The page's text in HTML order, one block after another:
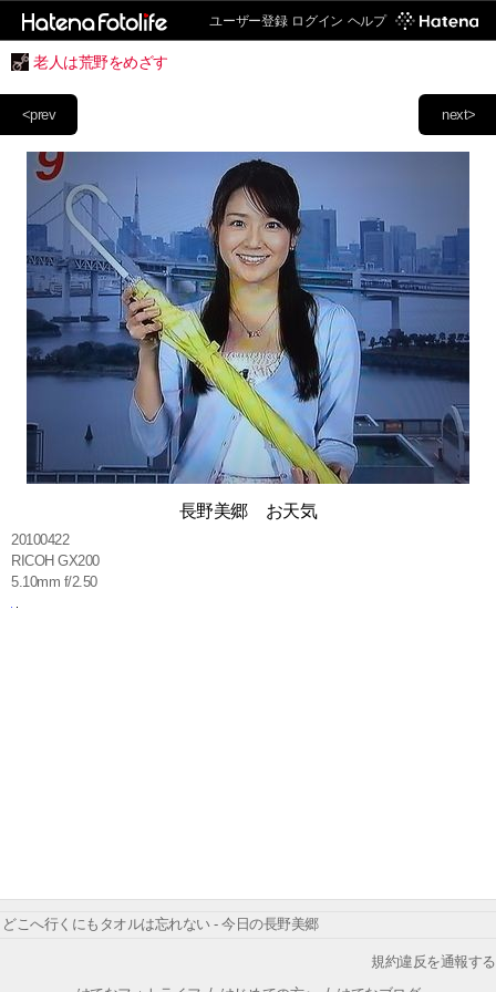
ユーザー登録 ログイン ヘルプ
老人は荒野をめざす
next>
<prev
長野美郷 お天気
20100422
RICOH GX200
5.10mm f/2.50
どこへ行くにもタオルは忘れない - 今日の長野美郷
規約違反を通報する